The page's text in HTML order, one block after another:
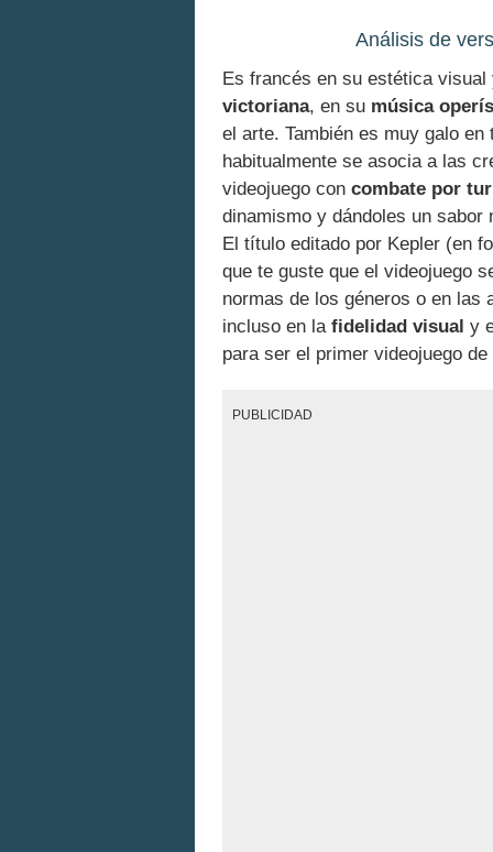
Análisis de
Es francés en su estética
victoriana, en su música
el arte. También es muy galo
habitualmente se asocia a las
videojuego con combate por
dinamismo y dándoles un
El título editado por Kepler (en
que te guste que el videojuego
normas de los géneros o en las
incluso en la fidelidad visual y
para ser el primer videojuego
PUBLICIDAD